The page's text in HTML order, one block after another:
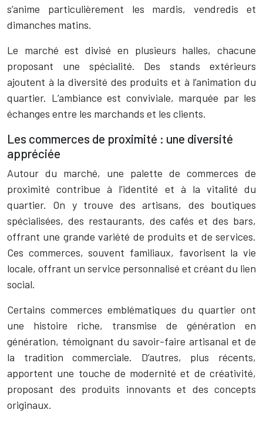
s’anime particulièrement les mardis, vendredis et
dimanches matins.
Le marché est divisé en plusieurs halles, chacune
proposant une spécialité. Des stands extérieurs
ajoutent à la diversité des produits et à l’animation du
quartier. L’ambiance est conviviale, marquée par les
échanges entre les marchands et les clients.
Les commerces de proximité : une diversité
appréciée
Autour du marché, une palette de commerces de
proximité contribue à l’identité et à la vitalité du
quartier. On y trouve des artisans, des boutiques
spécialisées, des restaurants, des cafés et des bars,
offrant une grande variété de produits et de services.
Ces commerces, souvent familiaux, favorisent la vie
locale, offrant un service personnalisé et créant du lien
social.
Certains commerces emblématiques du quartier ont
une histoire riche, transmise de génération en
génération, témoignant du savoir-faire artisanal et de
la tradition commerciale. D’autres, plus récents,
apportent une touche de modernité et de créativité,
proposant des produits innovants et des concepts
originaux.